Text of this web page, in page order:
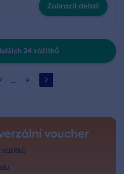
Zobrazit detail
24 zážitků
… 9
voucher
zážitků